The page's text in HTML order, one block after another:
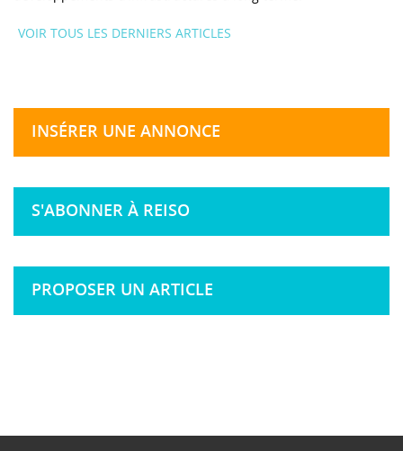
VOIR TOUS LES DERNIERS ARTICLES
INSÉRER UNE ANNONCE
S'ABONNER À REISO
PROPOSER UN ARTICLE